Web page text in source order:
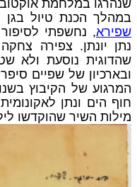
שנהרגו במלחמת אוקטובר
במהלך הכנת טיול בגן
שפירא, נחשפתי לסיפור
נתן יונתן. צפירה
שהדוגית נוסעת ולא
ובארכיון של שפיים
חוף הים ונתן
מילות השיר שהוקדשו